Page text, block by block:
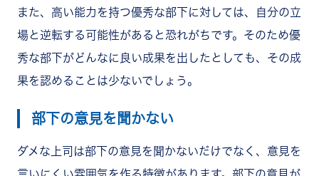
また、高い能力を持つ優秀な部下に対しては、自分の立
場と逆転する可能性があると恐れがちです。そのため優
秀な部下がどんなに良い成果を出したとしても、その成
果を認めることは少ないでしょう。
部下の意見を聞かない
ダメな上司は部下の意見を聞かないだけでなく、意見を